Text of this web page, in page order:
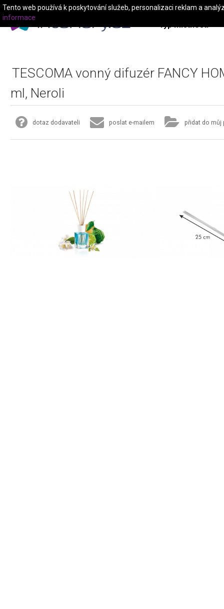
Typ místnosti
TESCOMA vonný difuzér FANCY
ml, Neroli
dotaz dodavateli poslat e-mailem přidat do můj
Tento web používá k poskytování služeb, personalizaci reklam a
informace